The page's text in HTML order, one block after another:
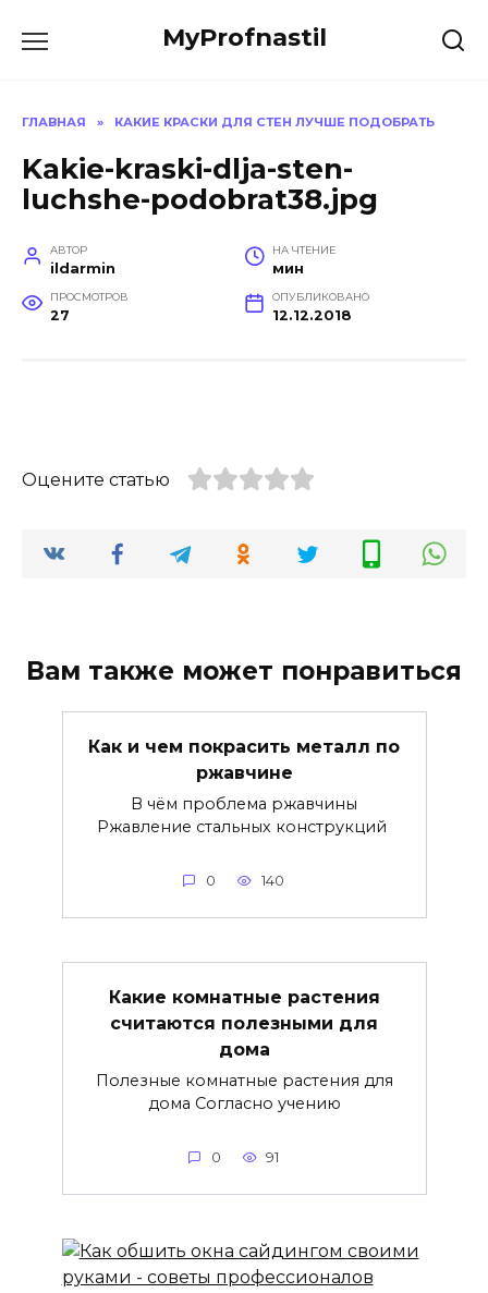
MyProfnastil
ГЛАВНАЯ » КАКИЕ КРАСКИ ДЛЯ СТЕН ЛУЧШЕ ПОДОБРАТЬ
Kakie-kraski-dlja-sten-
luchshe-podobrat38.jpg
АВТОР
ildarmin
НА ЧТЕНИЕ
мин
ПРОСМОТРОВ
27
ОПУБЛИКОВАНО
12.12.2018
Оцените статью
Вам также может понравиться
Как и чем покрасить металл по
ржавчине
В чём проблема ржавчины
Ржавление стальных конструкций
0 140
Какие комнатные растения
считаются полезными для
дома
Полезные комнатные растения для
дома Согласно учению
0 91